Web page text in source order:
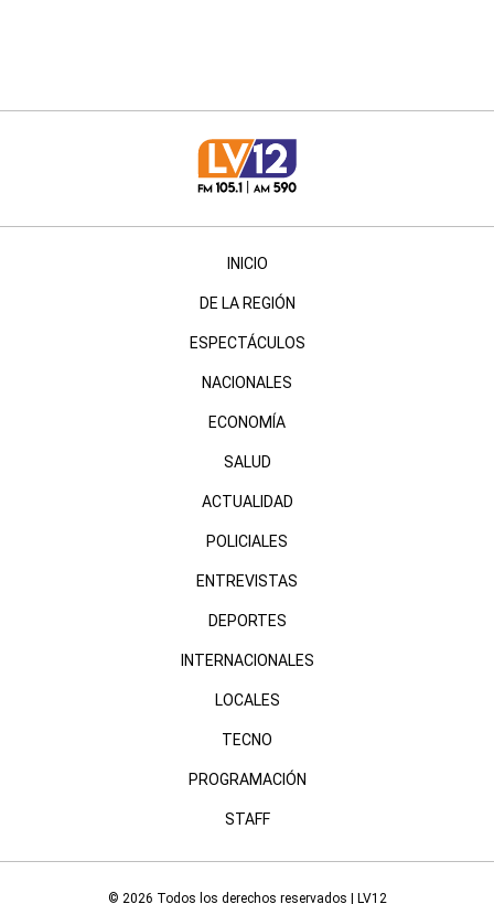
INICIO
DE LA REGIÓN
ESPECTÁCULOS
NACIONALES
ECONOMÍA
SALUD
ACTUALIDAD
POLICIALES
ENTREVISTAS
DEPORTES
INTERNACIONALES
LOCALES
TECNO
PROGRAMACIÓN
STAFF
© 2026 Todos los derechos reservados | LV12